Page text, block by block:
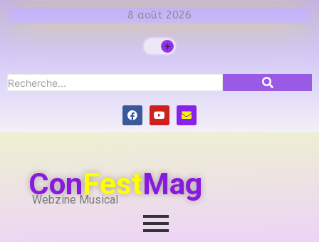
8 août 2026
ConFestMag
Webzine Musical